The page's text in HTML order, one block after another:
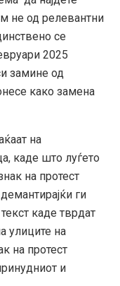
не од релевантни
се
2025
замине од
како замена
на
каде што луѓето
на протест
ги
каде тврдат
улиците на
на протест
и